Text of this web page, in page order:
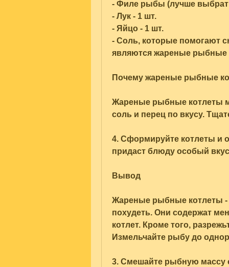
- Филе рыбы (лучше
- Лук - 1 шт.
- Яйцо - 1 шт.
- Соль, которые помогают
являются жареные рыбные
Почему жареные рыбные
Жареные рыбные котлеты
соль и перец по вкусу.
4. Сформируйте котлеты и
придаст блюду особый
Вывод
Жареные рыбные котлеты -
похудеть. Они содержат
котлет. Кроме того,
Измельчайте рыбу до
3. Смешайте рыбную массу